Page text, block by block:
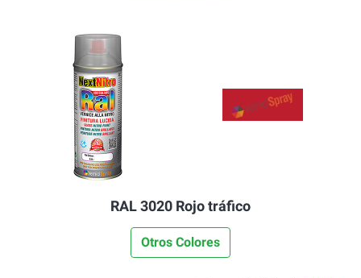
RAL 3020 Rojo tráfico
Otros Colores